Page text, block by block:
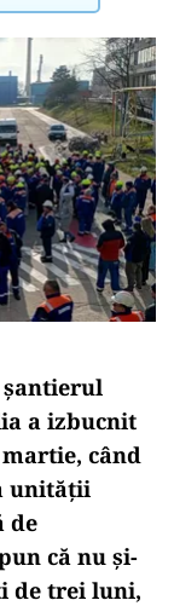
a izbucnit
când
unității
de
că nu și-
de trei luni,